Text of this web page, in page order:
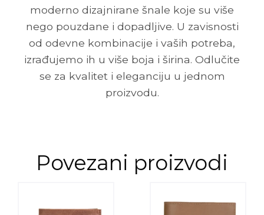
moderno dizajnirane šnale koje su više
nego pouzdane i dopadljive. U zavisnosti
od odevne kombinacije i vaših potreba,
izrađujemo ih u više boja i širina. Odlučite
se za kvalitet i eleganciju u jednom
proizvodu.
Povezani proizvodi